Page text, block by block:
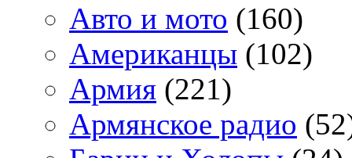
Авто и мото (160)
Американцы (102)
Армия (221)
Армянское радио